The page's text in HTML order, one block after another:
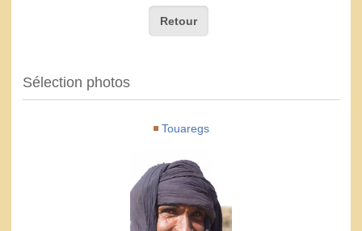
Retour
Sélection photos
Touaregs